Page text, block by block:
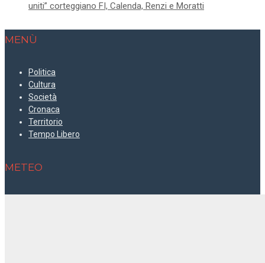
uniti” corteggiano FI, Calenda, Renzi e Moratti
MENÙ
Politica
Cultura
Società
Cronaca
Territorio
Tempo Libero
METEO